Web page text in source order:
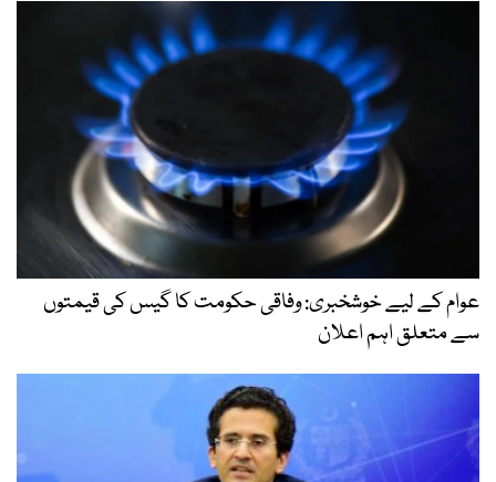
عوام کے لیے خوشخبری: وفاقی حکومت کا گیس کی قیمتوں
سے متعلق اہم اعلان